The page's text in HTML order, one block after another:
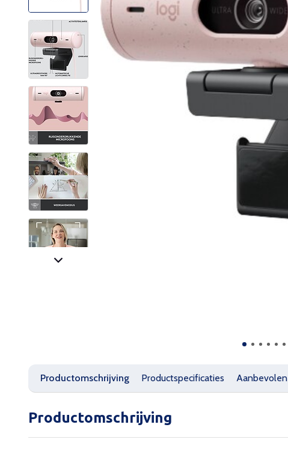
Productomschrijving Productspecificaties
Productomschrijving